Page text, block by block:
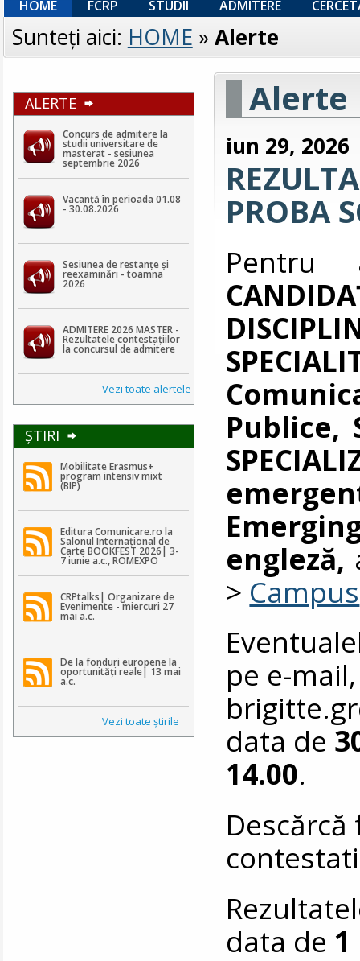
HOME FCRP STUDII ADMITERE
Sunteţi aici: HOME » Alerte
ALERTE
Concurs de admitere la
studii universitare de
masterat - sesiunea
septembrie 2026
Vacanță în perioada 01.08
- 30.08.2026
Sesiunea de restanțe și
reexaminări - toamna
2026
ADMITERE 2026 MASTER -
Rezultatele contestaţiilor
la concursul de admitere
Vezi toate alertele
ŞTIRI
Mobilitate Erasmus+
program intensiv mixt
(BIP)
Editura Comunicare.ro la
Salonul Internațional de
Carte BOOKFEST 2026| 3-
7 iunie a.c., ROMEXPO
CRPtalks| Organizare de
Evenimente - miercuri 27
mai a.c.
De la fonduri europene la
oportunități reale| 13 mai
a.c.
Vezi toate ştirile
Alerte
iun 29, 2026
PROBA
Publice,
engleză,
> Campus
pe e-
data de
14.00.
data de